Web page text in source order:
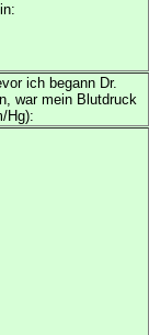
ich begann Dr.
war mein Blutdruck
Hg):